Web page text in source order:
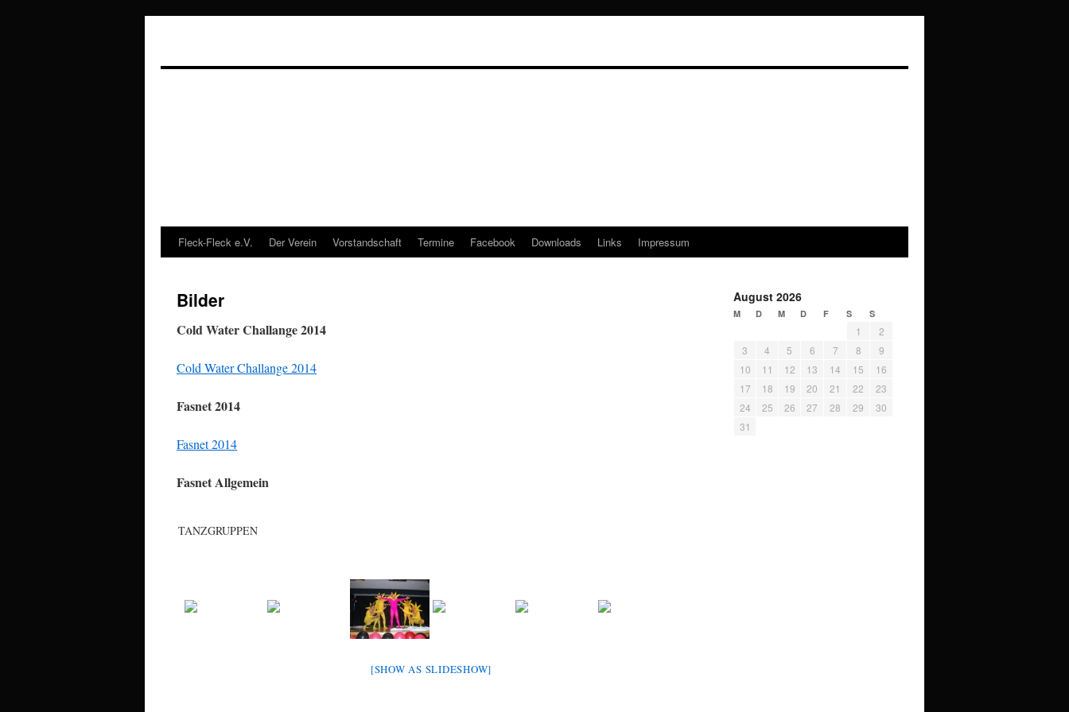
Zum
springen
Fleck-Fleck e.V. Der Verein Vorstandschaft Termine Facebook Downloads Links Impressum
Bilder
Cold Water Challange 2014
Cold Water Challange 2014
Fasnet 2014
Fasnet 2014
Fasnet Allgemein
TANZGRUPPEN
[SHOW AS SLIDESHOW]
August 2026
M D M D F S S
1
2
3
4 5 6 7 8
9
10
11 12 13 14 15
16
17
18 19 20 21 22
23
24
25 26 27 28 29
30
31